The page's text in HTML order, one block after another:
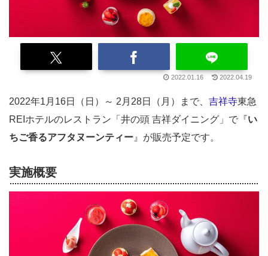
2022.01.16 2022.04.19
2022年1月16日（日）～ 2月28日（月）まで、 吉祥寺東急
REIホテルのレストラン「井の頭 吉祥ダイニング」で『い
ちご香るアフタヌーンティー 』が販売予定です。
実施概要